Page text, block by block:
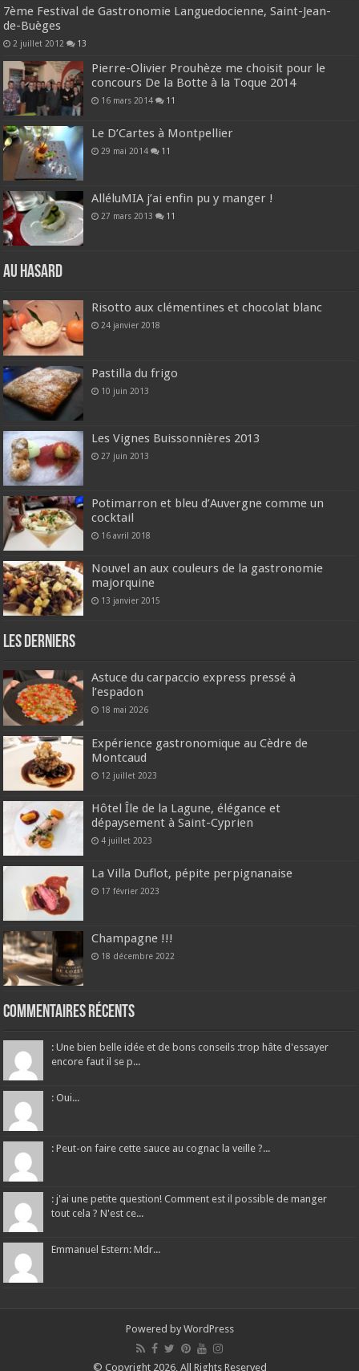
7ème Festival de Gastronomie Languedocienne, Saint-Jean-
de-Buèges
2 juillet 2012 13
Pierre-Olivier Prouhèze me choisit pour le
concours De la Botte à la Toque 2014
16 mars 2014 11
Le D’Cartes à Montpellier
29 mai 2014 11
AlléluMIA j’ai enfin pu y manger !
27 mars 2013 11
Au hasard
Risotto aux clémentines et chocolat blanc
24 janvier 2018
Pastilla du frigo
10 juin 2013
Les Vignes Buissonnières 2013
27 juin 2013
Potimarron et bleu d’Auvergne comme un
cocktail
16 avril 2018
Nouvel an aux couleurs de la gastronomie
majorquine
13 janvier 2015
Les derniers
Astuce du carpaccio express pressé à
l’espadon
18 mai 2026
Expérience gastronomique au Cèdre de
Montcaud
12 juillet 2023
Hôtel Île de la Lagune, élégance et
dépaysement à Saint-Cyprien
4 juillet 2023
La Villa Duflot, pépite perpignanaise
17 février 2023
Champagne !!!
18 décembre 2022
Commentaires récents
: Une bien belle idée et de bons conseils :trop hâte d'essayer
encore faut il se p...
: Oui...
: Peut-on faire cette sauce au cognac la veille ?...
: j'ai une petite question! Comment est il possible de manger
tout cela ? N'est ce...
Emmanuel Estern: Mdr...
Powered by WordPress
© Copyright 2026, All Rights Reserved